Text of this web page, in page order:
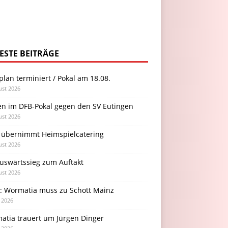
BEITRÄGE
terminiert / Pokal am 18.08.
2026
im DFB-Pokal gegen den SV Eutingen
2026
übernimmt Heimspielcatering
2026
zum Auftakt
2026
Wormatia muss zu Schott Mainz
trauert um Jürgen Dinger